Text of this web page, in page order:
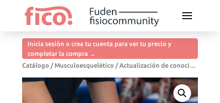
Catálogo / Musculoesquelético / Actualización de conocimientos en lesiones deportivas
Inicia sesión o crea tu cuenta para ver tu precio y
completar la compra →